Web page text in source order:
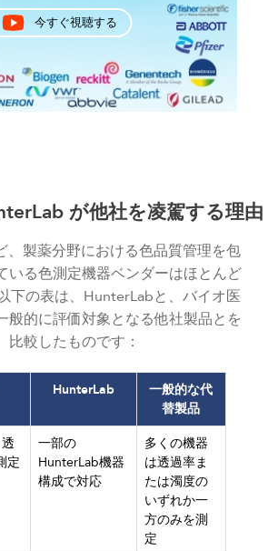
今すぐ視聴する
が他社を凌駕する理由
、製薬分野における色品質管理を包
いる色測定機器ベンダーはほとんど
下の表は、HunterLabと、バイオ医
般的に評価対象となる他社製品とを
比較したものです：
HunterLab
一般的な代
替製品
定
一部の
HunterLab機器
構成で対応
多くの機器
は透過率ま
たは濁度の
いずれか一
方のみを測
定